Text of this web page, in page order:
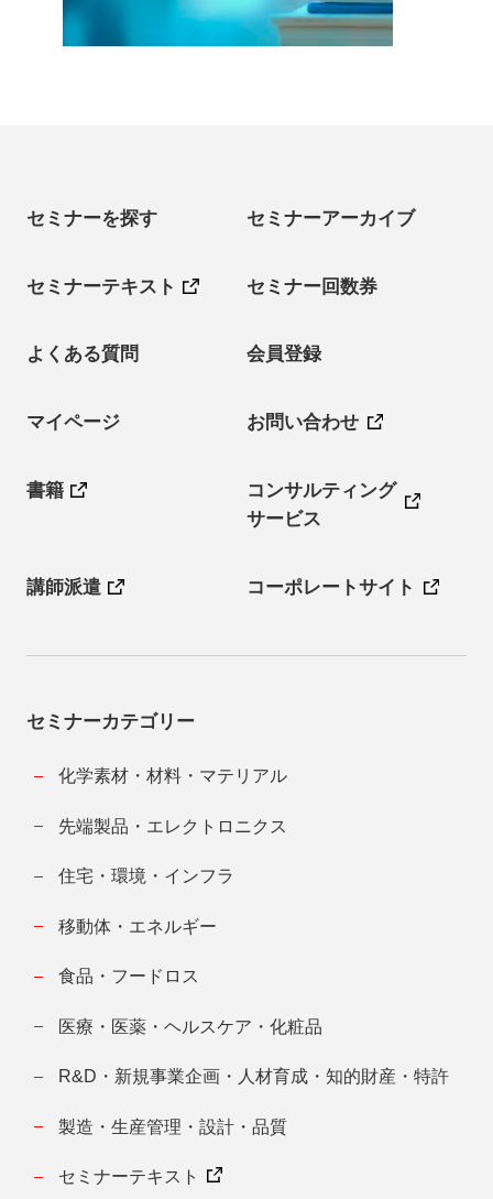
セミナーを探す セミナーアーカイブ
セミナーテキスト セミナー回数券
よくある質問 会員登録
マイページ お問い合わせ
書籍
コンサルティング
サービス
講師派遣 コーポレートサイト
セミナーカテゴリー
化学素材・材料・マテリアル
先端製品・エレクトロニクス
住宅・環境・インフラ
移動体・エネルギー
食品・フードロス
医療・医薬・ヘルスケア・化粧品
R&D・新規事業企画・人材育成・知的財産・特許
製造・生産管理・設計・品質
セミナーテキスト